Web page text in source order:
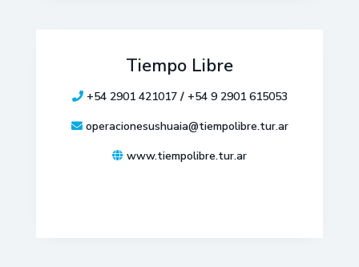
Tiempo Libre
+54 2901 421017/ +54 9 2901 615053
operacionesushuaia@tiempolibre.tur.ar
www.tiempolibre.tur.ar